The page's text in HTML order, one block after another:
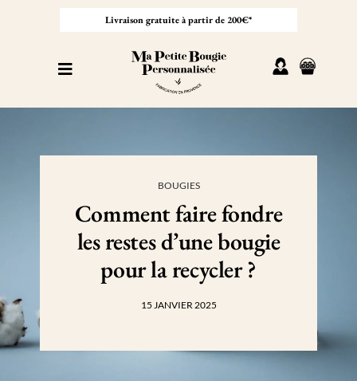
Livraison gratuite à partir de 200€*
Toggle
Personnaliser sa bougie
Nos bougies
Cadeaux invités
À propos
Contact
BOUGIES
Comment faire fondre
les restes d’une bougie
pour la recycler ?
15 JANVIER 2025